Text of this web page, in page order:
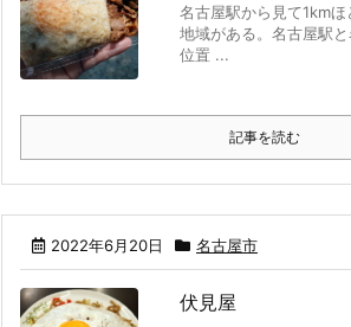
名古屋駅から見て1km
地域がある。名古屋駅
位置 ...
記事を読む
2022年6月20日 名古屋市
伏見屋